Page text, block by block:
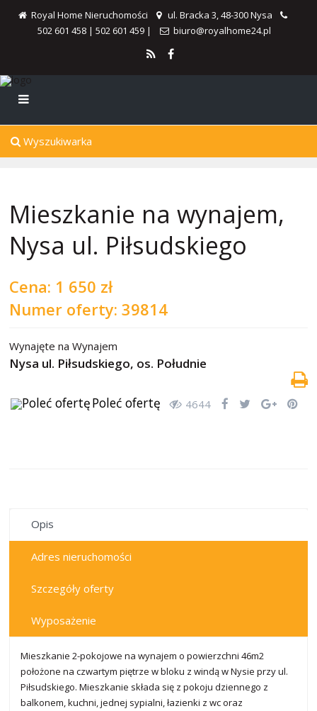
Royal Home Nieruchomości
ul. Bracka 3, 48-300 Nysa
502 601 458| 502 601 459| biuro@royalhome24.pl
Wyszukiwarka
Mieszkanie na wynajem,
Nysa ul. Piłsudskiego
Cena: 1 650 zł
Numer oferty: 39814
Wynajęte na Wynajem
Nysa ul. Piłsudskiego, os. Południe
Poleć ofertę 4644
Opis
Adres nieruchomości
Szczegóły oferty
Wyposażenie
Mieszkanie 2-pokojowe na wynajem o powierzchni 46m2
położone na czwartym piętrze w bloku z windą w Nysie przy ul.
Piłsudskiego. Mieszkanie składa się z pokoju dziennego z
balkonem, kuchni, jednej sypialni, łazienki z wc oraz